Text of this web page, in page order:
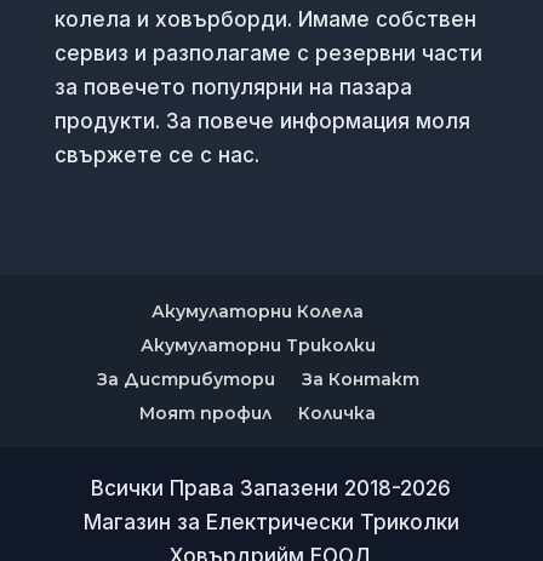
колела и ховърборди. Имаме собствен
сервиз и разполагаме с резервни части
за повечето популярни на пазара
продукти. За повече информация моля
свържете се с нас.
Акумулаторни Колела
Акумулаторни Триколки
За Дистрибутори
За Контакт
Моят профил
Количка
Всички Права Запазени 2018-2026
Магазин за Електрически Триколки
Ховърдрийм ЕООД